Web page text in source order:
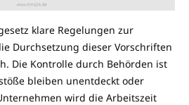
klare Regelungen zur
Durchsetzung dieser Vorschriften
Die Kontrolle durch Behörden ist
bleiben unentdeckt oder
wird die Arbeitszeit